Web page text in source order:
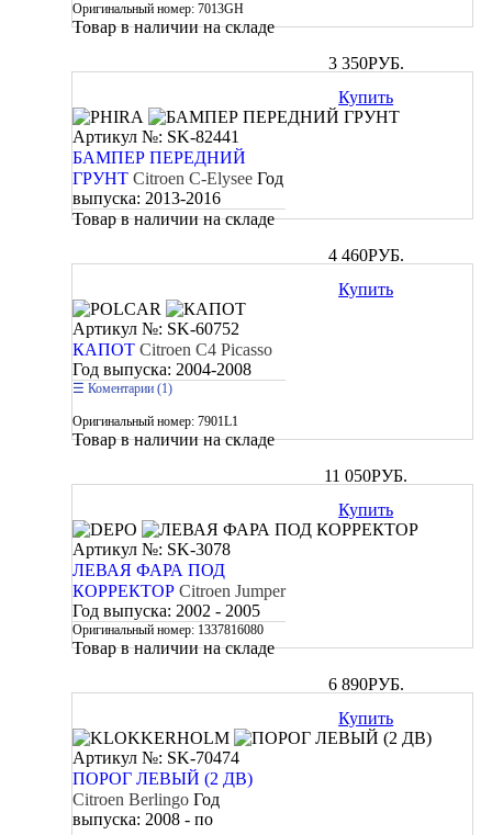
Оригинальный номер: 7013GH
Товар в наличии на складе
3 350РУБ.
Купить
Артикул №: SK-82441
БАМПЕР ПЕРЕДНИЙ
ГРУНТ Citroen C-Elysee Год
выпуска: 2013-2016
Товар в наличии на складе
4 460РУБ.
Купить
Артикул №: SK-60752
КАПОТ Citroen C4 Picasso
Год выпуска: 2004-2008
Коментарии (1)
Оригинальный номер: 7901L1
Товар в наличии на складе
11 050РУБ.
Купить
Артикул №: SK-3078
ЛЕВАЯ ФАРА ПОД
КОРРЕКТОР Citroen Jumper
Год выпуска: 2002 - 2005
Оригинальный номер: 1337816080
Товар в наличии на складе
6 890РУБ.
Купить
Артикул №: SK-70474
ПОРОГ ЛЕВЫЙ (2 ДВ)
Citroen Berlingo Год
выпуска: 2008 - по